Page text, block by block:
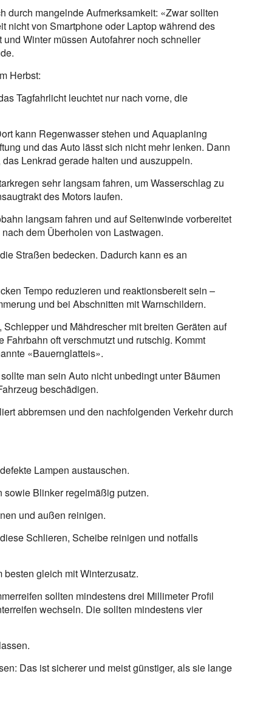
durch mangelnde Aufmerksamkeit: «Zwar sollten
nicht von Smartphone oder Laptop während des
Winter müssen Autofahrer noch schneller
Herbst:
Tagfahrlicht leuchtet nur nach vorne, die
kann Regenwasser stehen und Aquaplaning
und das Auto lässt sich nicht mehr lenken. Dann
Lenkrad gerade halten und auszuppeln.
sehr langsam fahren, um Wasserschlag zu
des Motors laufen.
langsam fahren und auf Seitenwinde vorbereitet
dem Überholen von Lastwagen.
Straßen bedecken. Dadurch kann es an
Tempo reduzieren und reaktionsbereit sein –
und bei Abschnitten mit Warnschildern.
und Mähdrescher mit breiten Geräten auf
oft verschmutzt und rutschig. Kommt
«Bauernglatteis».
man sein Auto nicht unbedingt unter Bäumen
beschädigen.
abbremsen und den nachfolgenden Verkehr durch
Lampen austauschen.
Blinker regelmäßig putzen.
und außen reinigen.
Schlieren, Scheibe reinigen und notfalls
gleich mit Winterzusatz.
sollten mindestens drei Millimeter Profil
wechseln. Die sollten mindestens vier
Das ist sicherer und meist günstiger, als sie lange